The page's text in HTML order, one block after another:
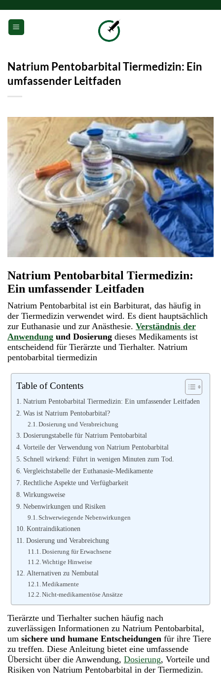
Inhalt
springen
Natrium Pentobarbital Tiermedizin: Ein
umfassender Leitfaden
Natrium Pentobarbital Tiermedizin:
Ein umfassender Leitfaden
Natrium Pentobarbital ist ein Barbiturat, das häufig in
der Tiermedizin verwendet wird. Es dient hauptsächlich
zur Euthanasie und zur Anästhesie. Verständnis der
Anwendung und Dosierung dieses Medikaments ist
entscheidend für Tierärzte und Tierhalter. Natrium
pentobarbital tiermedizin
Table of Contents
Natrium Pentobarbital Tiermedizin: Ein umfassender Leitfaden
Was ist Natrium Pentobarbital?
Dosierung und Verabreichung
Dosierungstabelle für Natrium Pentobarbital
Vorteile der Verwendung von Natrium Pentobarbital
Schnell wirkend: Führt in wenigen Minuten zum Tod.
Vergleichstabelle der Euthanasie-Medikamente
Rechtliche Aspekte und Verfügbarkeit
Wirkungsweise
Nebenwirkungen und Risiken
Schwerwiegende Nebenwirkungen
Kontraindikationen
Dosierung und Verabreichung
Dosierung für Erwachsene
Wichtige Hinweise
Alternativen zu Nembutal
Medikamente
Nicht-medikamentöse Ansätze
Tierärzte und Tierhalter suchen häufig nach
zuverlässigen Informationen zu Natrium Pentobarbital,
um sichere und humane Entscheidungen für ihre Tiere
zu treffen. Diese Anleitung bietet eine umfassende
Übersicht über die Anwendung, Dosierung, Vorteile und
Risiken von Natrium Pentobarbital in der Tiermedizin.